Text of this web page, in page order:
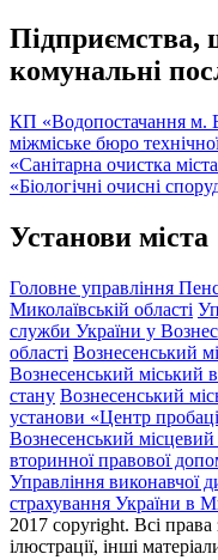
Підприємства,
комунальні
КП «Водопостачання м.
міжміське бюро
«Санітарна очистка
«Біологічні очисні
Установи міста
Головне управління
Миколаївській області
служби України у
області Вознесенський
Вознесенський міський
стану Вознесенський
установи «Центр
Вознесенський
вторинної правової
Управління виконавчої
страхування України в
2017 copyright. Всі права
ілюстрації, інші